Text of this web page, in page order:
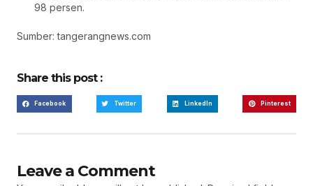
98 persen.
Sumber: tangerangnews.com
Share this post :
Facebook Twitter LinkedIn Pinterest
Leave a Comment